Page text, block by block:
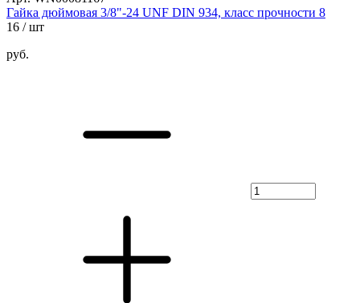
Гайка дюймовая 3/8"-24 UNF DIN 934, класс прочности 8
16 / шт
руб.